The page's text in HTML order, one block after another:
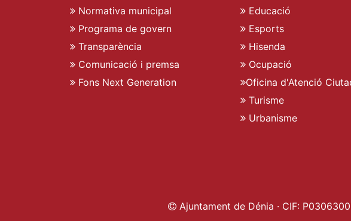
Normativa municipal
Programa de govern
Transparència
Comunicació i premsa
Fons Next Generation
Educació
Esports
Hisenda
Ocupació
Oficina d'Atenció
Turisme
Urbanisme
Ajuntament de Dénia · CIF: